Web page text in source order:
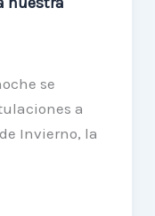
se
a
Invierno, la